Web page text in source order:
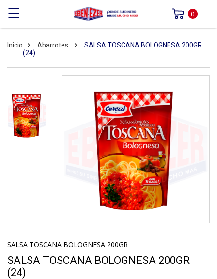
☰ 0
Inicio Abarrotes
SALSA TOSCANA BOLOGNESA 200GR
(24)
SALSA TOSCANA BOLOGNESA 200GR
SALSA TOSCANA BOLOGNESA 200GR
(24)